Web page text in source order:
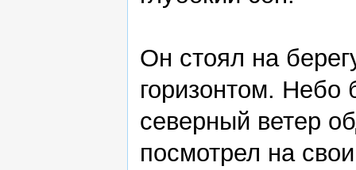
Он стоял на
горизонтом. Небо
северный ветер
посмотрел на